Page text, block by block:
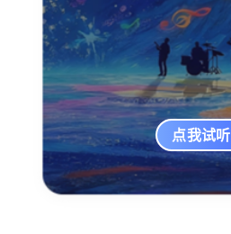
点我试听